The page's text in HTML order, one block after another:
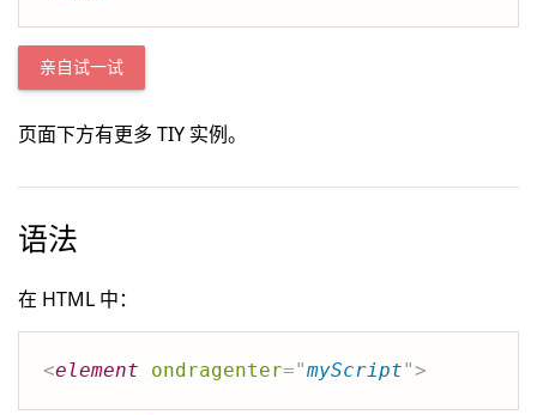
亲自试一试
页面下方有更多 TIY 实例。
语法
在 HTML 中：
<element ondragenter="myScript">